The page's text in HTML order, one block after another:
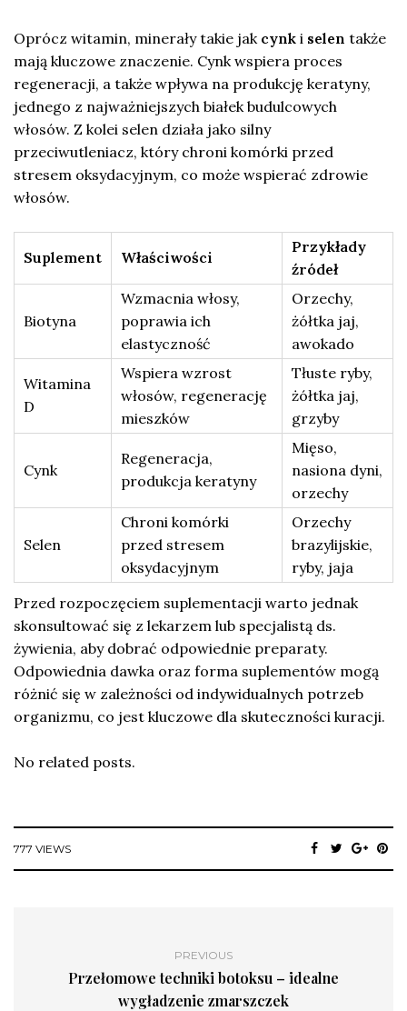
Oprócz witamin, minerały takie jak cynk i selen także
mają kluczowe znaczenie. Cynk wspiera proces
regeneracji, a także wpływa na produkcję keratyny,
jednego z najważniejszych białek budulcowych
włosów. Z kolei selen działa jako silny
przeciwutleniacz, który chroni komórki przed
stresem oksydacyjnym, co może wspierać zdrowie
włosów.
Suplement Właściwości
Przykłady
źródeł
Biotyna
Wzmacnia włosy,
poprawia ich
elastyczność
Orzechy,
żółtka jaj,
awokado
Witamina
D
Wspiera wzrost
włosów, regenerację
mieszków
Tłuste ryby,
żółtka jaj,
grzyby
Cynk
Regeneracja,
produkcja keratyny
Mięso,
nasiona dyni,
orzechy
Selen
Chroni komórki
przed stresem
oksydacyjnym
Orzechy
brazylijskie,
ryby, jaja
Przed rozpoczęciem suplementacji warto jednak
skonsultować się z lekarzem lub specjalistą ds.
żywienia, aby dobrać odpowiednie preparaty.
Odpowiednia dawka oraz forma suplementów mogą
różnić się w zależności od indywidualnych potrzeb
organizmu, co jest kluczowe dla skuteczności kuracji.
No related posts.
777 VIEWS
PREVIOUS
Przełomowe techniki botoksu – idealne
wygładzenie zmarszczek